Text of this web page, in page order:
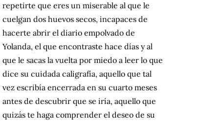
repetirte que eres un miserable al que le
cuelgan dos huevos secos, incapaces de
hacerte abrir el diario empolvado de
Yolanda, el que encontraste hace días y al
que le sacas la vuelta por miedo a leer lo que
dice su cuidada caligrafía, aquello que tal
vez escribía encerrada en su cuarto meses
antes de descubrir que se iría, aquello que
quizás te haga comprender el deseo de su